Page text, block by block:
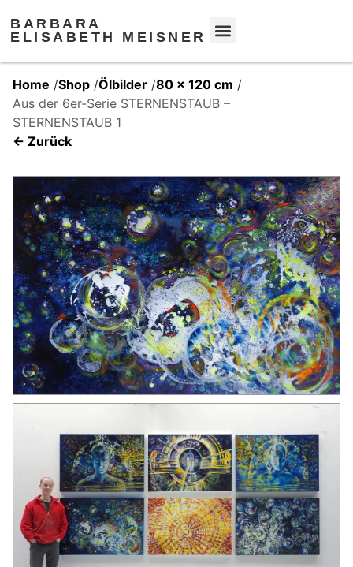
BARBARA
ELISABETH MEISNER
Home /Shop /Ölbilder /80 x 120 cm /
Aus der 6er-Serie STERNENSTAUB –
STERNENSTAUB 1
← Zurück